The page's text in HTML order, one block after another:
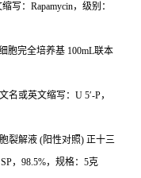
写： Rapamycin，级别：
胞完全培养基 100mL联本
名或英文缩写： U 5′-P，
裂解液 (阳性对照) 正十三
SP， 98.5%，规格： 5克